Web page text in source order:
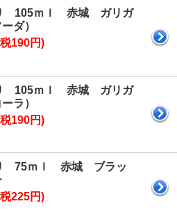
105ｍｌ 赤城 ガリガ
ダ）
190円)
105ｍｌ 赤城 ガリガ
ラ）
190円)
75ｍｌ 赤城 ブラッ
225円)